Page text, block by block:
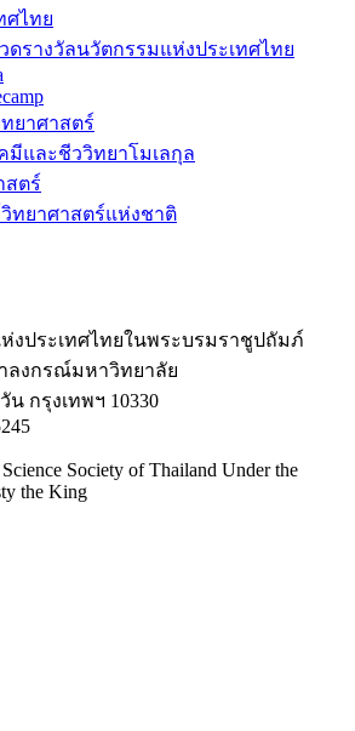
ศไทย
ดรางวัลนวัตกรรมแห่งประเทศไทย
ยาศาสตร์
มีและชีววิทยาโมเลกุล
สตร์
ทยาศาสตร์แห่งชาติ
งประเทศไทยในพระบรมราชูปถัมภ์
ลงกรณ์มหาวิทยาลัย
กรุงเทพฯ 10330
Society of Thailand Under the
the King